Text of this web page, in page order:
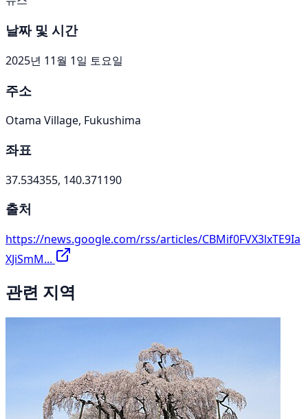
날짜 및 시간
2025년 11월 1일 토요일
주소
Otama Village, Fukushima
좌표
37.534355, 140.371190
출처
https://news.google.com/rss/articles/CBMif0FVX3lxTE9Ia
XJiSmM...
관련 지역